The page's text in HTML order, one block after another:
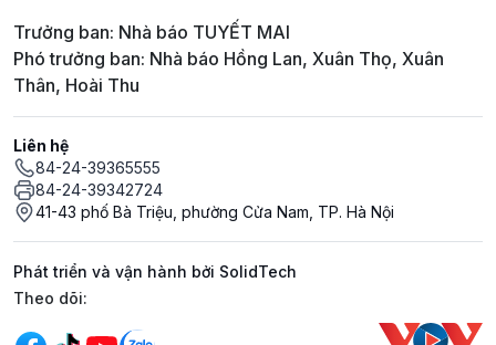
Trưởng ban: Nhà báo TUYẾT MAI
Phó trưởng ban: Nhà báo Hồng Lan, Xuân Thọ, Xuân
Thân, Hoài Thu
Liên hệ
84-24-39365555
84-24-39342724
41-43 phố Bà Triệu, phường Cửa Nam, TP. Hà Nội
Phát triển và vận hành bởi SolidTech
Mạng xã hội
Theo dõi: